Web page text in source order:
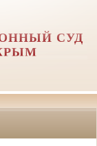
СУД